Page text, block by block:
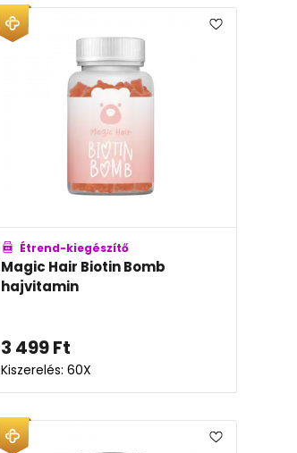
Étrend-kiegészítő
Magic Hair Biotin Bomb
hajvitamin
3 499Ft
Kiszerelés: 60X